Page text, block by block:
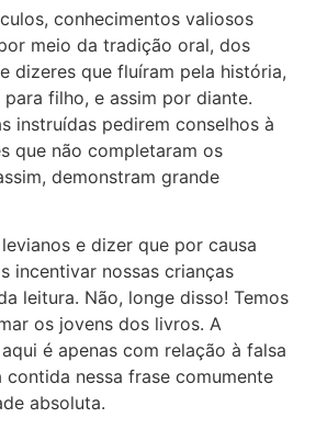
conhecimentos valiosos
meio da tradição oral, dos
dizeres que fluíram pela história,
filho, e assim por diante.
instruídas pedirem conselhos à
que não completaram os
demonstram grande
e dizer que por causa
incentivar nossas crianças
leitura. Não, longe disso! Temos
os jovens dos livros. A
é apenas com relação à falsa
contida nessa frase comumente
absoluta.